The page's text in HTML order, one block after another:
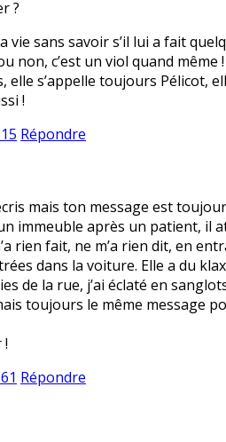
?
sans savoir s’il lui a fait
non, c’est un viol quand même !
s’appelle toujours Pélicot,
!
Répondre
mais ton message est
immeuble après un patient, il
rien fait, ne m’a rien dit, en
dans la voiture. Elle a du
de la rue, j’ai éclaté en
toujours le même
!
Répondre